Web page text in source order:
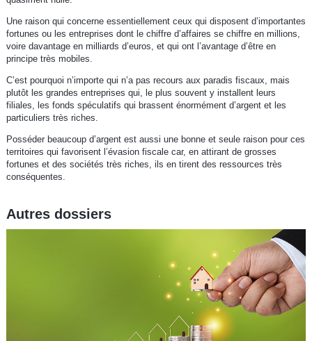
Une raison qui concerne essentiellement ceux qui disposent d’importantes
fortunes ou les entreprises dont le chiffre d’affaires se chiffre en millions,
voire davantage en milliards d’euros, et qui ont l’avantage d’être en
principe très mobiles.
C’est pourquoi n’importe qui n’a pas recours aux paradis fiscaux, mais
plutôt les grandes entreprises qui, le plus souvent y installent leurs
filiales, les fonds spéculatifs qui brassent énormément d’argent et les
particuliers très riches.
Posséder beaucoup d’argent est aussi une bonne et seule raison pour ces
territoires qui favorisent l’évasion fiscale car, en attirant de grosses
fortunes et des sociétés très riches, ils en tirent des ressources très
conséquentes.
Autres dossiers